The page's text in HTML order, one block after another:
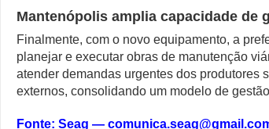
Mantenópolis amplia capacidade de
Finalmente, com o novo equipamento, a
planejar e executar obras de manutenção
atender demandas urgentes dos produtores
externos, consolidando um modelo de
Fonte: Seag —